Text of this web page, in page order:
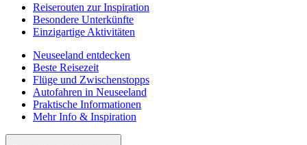
Reiserouten zur Inspiration
Besondere Unterkünfte
Einzigartige Aktivitäten
Neuseeland entdecken
Beste Reisezeit
Flüge und Zwischenstopps
Autofahren in Neuseeland
Praktische Informationen
Mehr Info & Inspiration